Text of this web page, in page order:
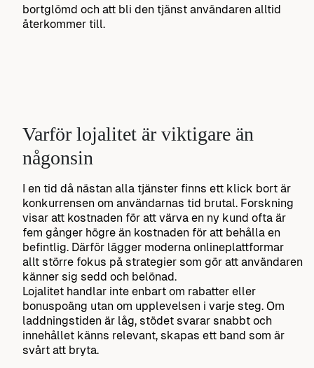
bortglömd och att bli den tjänst användaren alltid
återkommer till.
Varför lojalitet är viktigare än
någonsin
I en tid då nästan alla tjänster finns ett klick bort är
konkurrensen om användarnas tid brutal. Forskning
visar att kostnaden för att värva en ny kund ofta är
fem gånger högre än kostnaden för att behålla en
befintlig. Därför lägger moderna onlineplattformar
allt större fokus på strategier som gör att användaren
känner sig sedd och belönad.
Lojalitet handlar inte enbart om rabatter eller
bonuspoäng utan om upplevelsen i varje steg. Om
laddningstiden är låg, stödet svarar snabbt och
innehållet känns relevant, skapas ett band som är
svårt att bryta.